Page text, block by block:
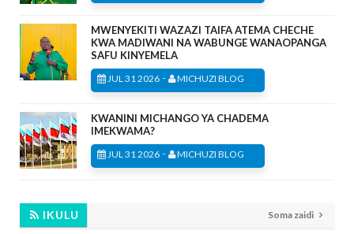
MWENYEKITI WAZAZI TAIFA ATEMA CHECHE
KWA MADIWANI NA WABUNGE WANAOPANGA
SAFU KINYEMELA
JUL 31 2026 - MICHUZI BLOG
KWANINI MICHANGO YA CHADEMA
IMEKWAMA?
JUL 31 2026 - MICHUZI BLOG
IKULU Soma zaidi